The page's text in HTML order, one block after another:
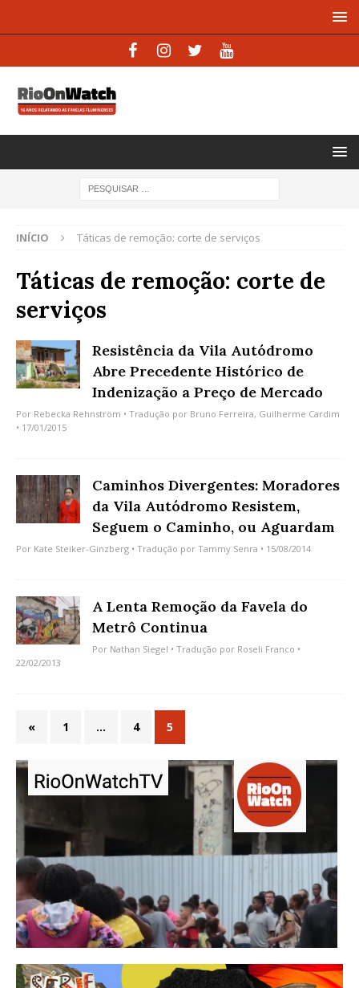
INÍCIO Táticas de remoção: corte de serviços
Táticas de remoção: corte de
serviços
Resistência da Vila Autódromo
Abre Precedente Histórico de
Indenização a Preço de Mercado
Por Rebecka Rehnström • Tradução por Bruno Ferreira, Guilherme Cardim
• 17/01/2015
Caminhos Divergentes: Moradores
da Vila Autódromo Resistem,
Seguem o Caminho, ou Aguardam
Por Kate Steiker-Ginzberg • Tradução por Tammy Senra • 15/08/2014
A Lenta Remoção da Favela do
Metrô Continua
Por Nathan Siegel • Tradução por Roseli Franco •
22/02/2013
« 1 … 4 5